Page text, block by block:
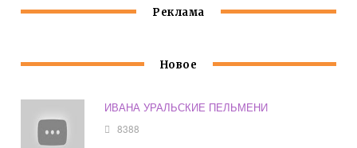
Реклама
Новое
ИВАНА УРАЛЬСКИЕ ПЕЛЬМЕНИ
8388